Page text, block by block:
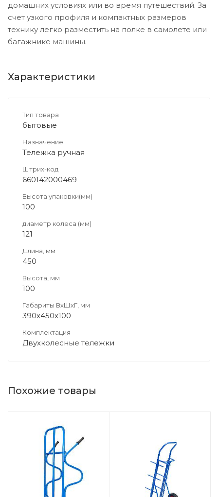
домашних условиях или во время путешествий. За
счет узкого профиля и компактных размеров
технику легко разместить на полке в самолете или
багажнике машины.
Характеристики
Тип товара
бытовые
Назначение
Тележка ручная
Штрих-код
660142000469
Высота упаковки(мм)
100
диаметр колеса (мм)
121
Длина, мм
450
Высота, мм
100
Габариты ВхШхГ, мм
390х450х100
Комплектация
Двухколесные тележки
Похожие товары